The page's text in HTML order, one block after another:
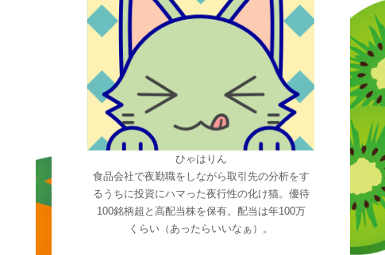
ひゃはりん
食品会社で夜勤職をしながら取引先の分析をす
るうちに投資にハマった夜行性の化け猫。優待
100銘柄超と高配当株を保有。配当は年100万
くらい（あったらいいなぁ）。